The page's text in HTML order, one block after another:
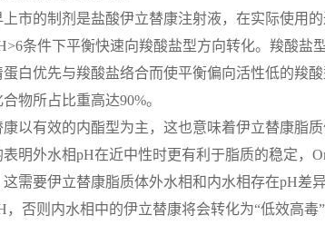
市的制剂是盐酸伊立替康注射液，在实际使用
条件下平衡快速向羧酸盐型方向转化。羧酸盐
白优先与羧酸盐络合而使平衡偏向活性低的羧
物所占比重高达90%。
以有效的内酯型为主，这也意味着伊立替康脂
明外水相pH在近中性时更有利于脂质的稳定，
需要伊立替康脂质体外水相和内水相存在pH差
，否则内水相中的伊立替康将会转化为“低效高毒”